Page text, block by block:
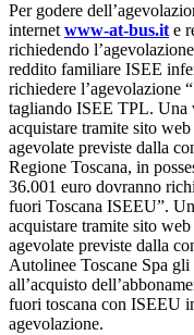
Per godere
internet www-at-bus.it e
richiedendo
reddito familiare ISEE
richiedere l’agevolazione
tagliando ISEE TPL. Una
acquistare tramite sito
agevolate previste dalla
Regione Toscana, in
36.001 euro dovranno
fuori Toscana ISEEU”.
acquistare tramite sito
agevolate previste dalla
Autolinee Toscane Spa
all’acquisto
fuori toscana con ISEEU
agevolazione.